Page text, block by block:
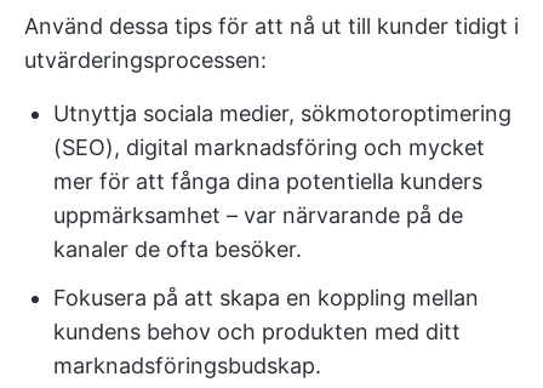
Använd dessa tips för att nå ut till kunder tidigt i
utvärderingsprocessen:
Utnyttja sociala medier, sökmotoroptimering
(SEO), digital marknadsföring och mycket
mer för att fånga dina potentiella kunders
uppmärksamhet – var närvarande på de
kanaler de ofta besöker.
Fokusera på att skapa en koppling mellan
kundens behov och produkten med ditt
marknadsföringsbudskap.